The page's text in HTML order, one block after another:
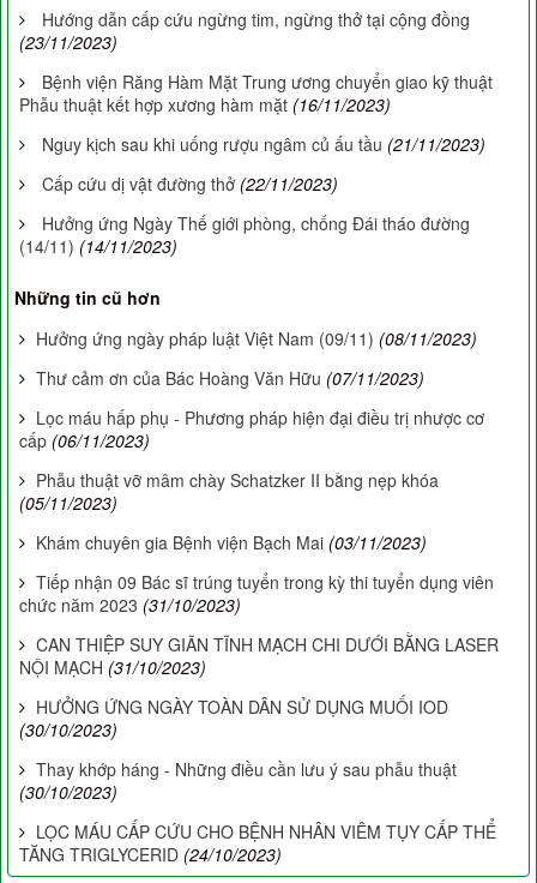
Hướng dẫn cấp cứu ngừng tim, ngừng thở tại cộng đồng
(23/11/2023)
Bệnh viện Răng Hàm Mặt Trung ương chuyển giao kỹ thuật
Phẫu thuật kết hợp xương hàm mặt (16/11/2023)
Nguy kịch sau khi uống rượu ngâm củ ấu tầu (21/11/2023)
Cấp cứu dị vật đường thở (22/11/2023)
Hưởng ứng Ngày Thế giới phòng, chống Đái tháo đường
(14/11) (14/11/2023)
Những tin cũ hơn
Hưởng ứng ngày pháp luật Việt Nam (09/11) (08/11/2023)
Thư cảm ơn của Bác Hoàng Văn Hữu (07/11/2023)
Lọc máu hấp phụ - Phương pháp hiện đại điều trị nhược cơ
cấp (06/11/2023)
Phẫu thuật vỡ mâm chày Schatzker II bằng nẹp khóa
(05/11/2023)
Khám chuyên gia Bệnh viện Bạch Mai (03/11/2023)
Tiếp nhận 09 Bác sĩ trúng tuyển trong kỳ thi tuyển dụng viên
chức năm 2023 (31/10/2023)
CAN THIỆP SUY GIÃN TĨNH MẠCH CHI DƯỚI BẰNG LASER
NỘI MẠCH (31/10/2023)
HƯỞNG ỨNG NGÀY TOÀN DÂN SỬ DỤNG MUỐI IOD
(30/10/2023)
Thay khớp háng - Những điều cần lưu ý sau phẫu thuật
(30/10/2023)
LỌC MÁU CẤP CỨU CHO BỆNH NHÂN VIÊM TỤY CẤP THỂ
TĂNG TRIGLYCERID (24/10/2023)